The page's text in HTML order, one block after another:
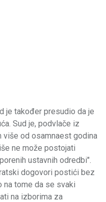
je također presudio da je
Sud je, podvlače iz
više od osamnaest godina
ne može postojati
ustavnih odredbi".
dogovori postići bez
na tome da se svaki
na izborima za